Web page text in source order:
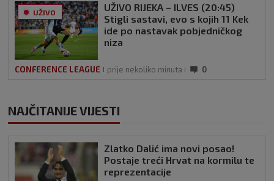
UŽIVO
UŽIVO RIJEKA – ILVES (20:45)
Stigli sastavi, evo s kojih 11 Kek
ide po nastavak pobjedničkog
niza
CONFERENCE LEAGUE prije nekoliko minuta 0
NAJČITANIJE VIJESTI
Zlatko Dalić ima novi posao!
Postaje treći Hrvat na kormilu te
reprezentacije